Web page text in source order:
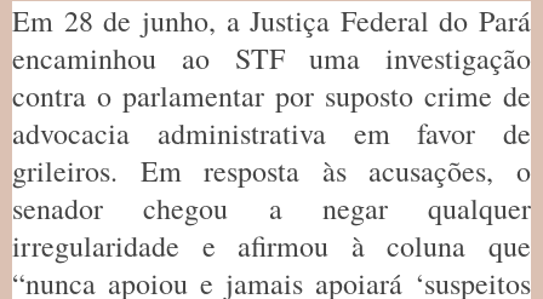
Em 28 de junho, a Justiça Federal do Pará
encaminhou ao STF uma investigação
contra o parlamentar por suposto crime de
advocacia administrativa em favor de
grileiros. Em resposta às acusações, o
senador chegou a negar qualquer
irregularidade e afirmou à coluna que
“nunca apoiou e jamais apoiará ‘suspeitos